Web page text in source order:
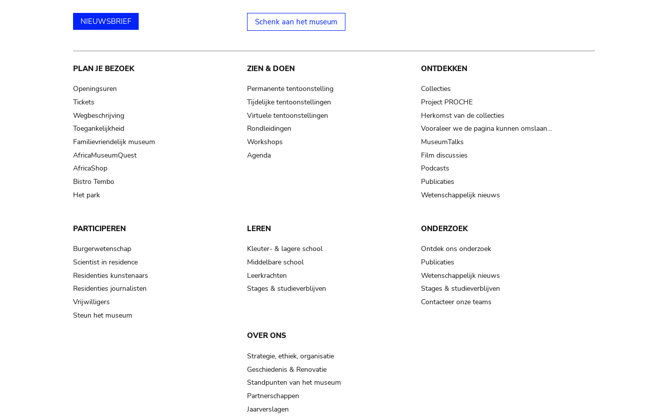
NIEUWSBRIEF Schenk aan het museum
Main
navigation
PLAN JE BEZOEK
Openingsuren
Tickets
Wegbeschrijving
Toegankelijkheid
Familievriendelijk museum
AfricaMuseumQuest
AfricaShop
Bistro Tembo
Het park
ZIEN & DOEN
Permanente tentoonstelling
Tijdelijke tentoonstellingen
Virtuele tentoonstellingen
Rondleidingen
Workshops
Agenda
ONTDEKKEN
Collecties
Project PROCHE
Herkomst van de collecties
Vooraleer we de pagina kunnen omslaan…
MuseumTalks
Film discussies
Podcasts
Publicaties
Wetenschappelijk nieuws
PARTICIPEREN
Burgerwetenschap
Scientist in residence
Residenties kunstenaars
Residenties journalisten
Vrijwilligers
Steun het museum
LEREN
Kleuter- & lagere school
Middelbare school
Leerkrachten
Stages & studieverblijven
ONDERZOEK
Ontdek ons onderzoek
Publicaties
Wetenschappelijk nieuws
Stages & studieverblijven
Contacteer onze teams
OVER ONS
Strategie, ethiek, organisatie
Geschiedenis & Renovatie
Standpunten van het museum
Partnerschappen
Jaarverslagen